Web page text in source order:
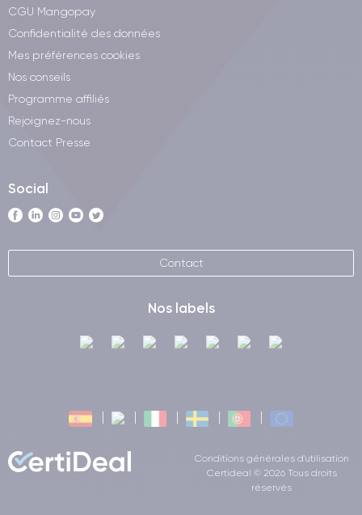
CGU Mangopay
Confidentialité des données
Mes préférences cookies
Nos conseils
Programme affiliés
Rejoignez-nous
Contact Presse
Social
Contact
Nos labels
Conditions générales d'utilisation
Certideal © 2026 Tous droits
réservés